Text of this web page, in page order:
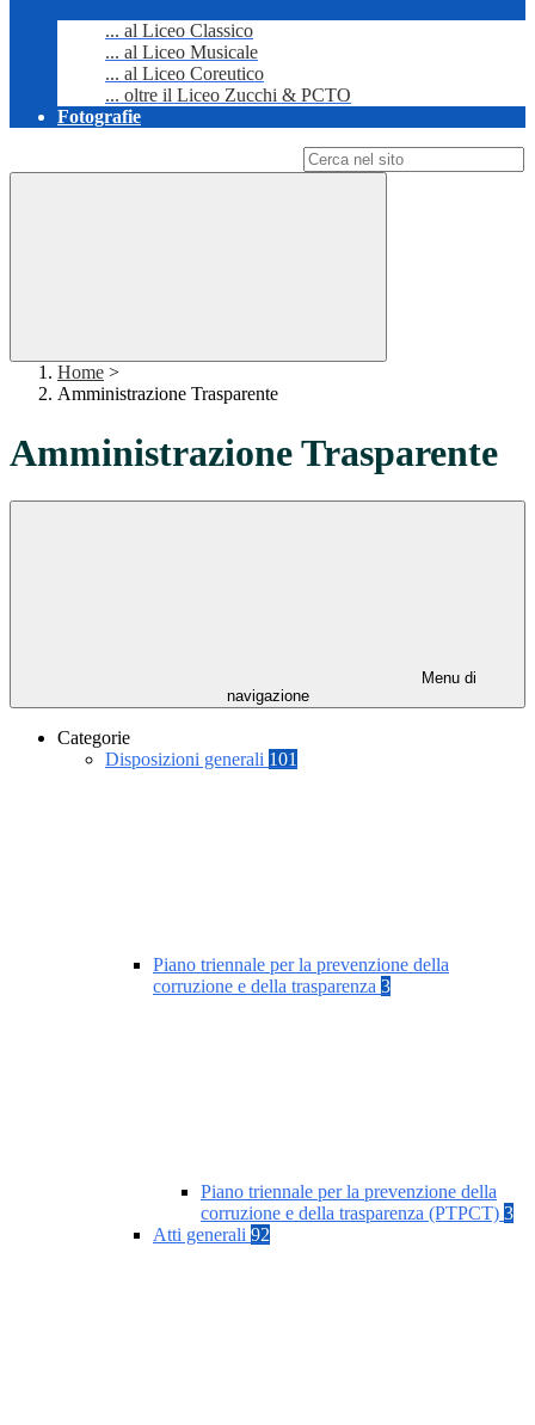
... al Liceo Classico
... al Liceo Musicale
... al Liceo Coreutico
... oltre il Liceo Zucchi & PCTO
Fotografie
Home >
Amministrazione Trasparente
Amministrazione Trasparente
Menu di
navigazione
Categorie
Disposizioni generali 101
Piano triennale per la prevenzione della
corruzione e della trasparenza 3
Piano triennale per la prevenzione della
corruzione e della trasparenza (PTPCT) 3
Atti generali 92